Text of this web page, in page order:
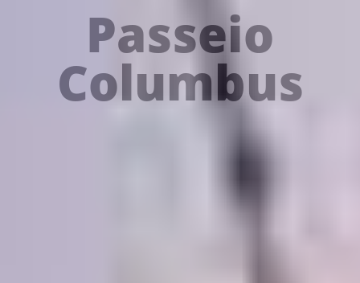
Passeio
Columbus